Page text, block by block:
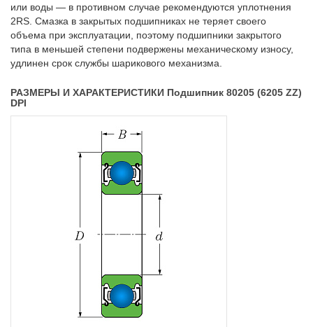
или воды — в противном случае рекомендуются уплотнения
2RS. Смазка в закрытых подшипниках не теряет своего
объема при эксплуатации, поэтому подшипники закрытого
типа в меньшей степени подвержены механическому износу,
удлинен срок службы шарикового механизма.
РАЗМЕРЫ И ХАРАКТЕРИСТИКИ Подшипник 80205 (6205 ZZ)
DPI